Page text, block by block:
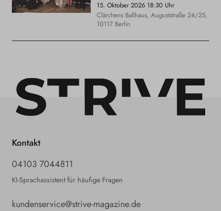
15. Oktober 2026 18:30 Uhr
Clärchens Ballhaus, Auguststraße 24/25,
10117 Berlin
Kontakt
04103 7044811
KI-Sprachassistent für häufige Fragen
kundenservice@strive-magazine.de